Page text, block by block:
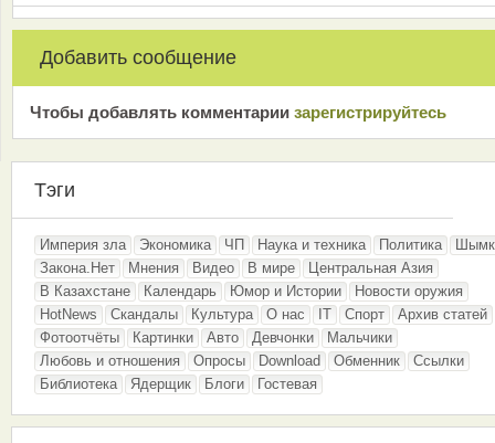
Добавить сообщение
Чтобы добавлять комментарии зарeгиcтрирyйтeсь
Тэги
Империя зла Экономика ЧП Наука и техника Политика
Закона.Нет
Мнения Видео В мире
Центральная Азия
В Казахстане
Календарь Юмор и Истории
Новости оружия
HotNews
Скандалы Культура О нас IT Спорт
Архив статей
Фотоотчёты
Картинки Авто Девчонки
Мальчики
Любовь и отношения
Опросы Download Обменник
Ссылки
Библиотека
Ядерщик Блоги Гостевая